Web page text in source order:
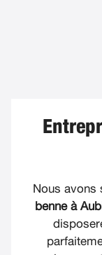
Nous avons
benne à